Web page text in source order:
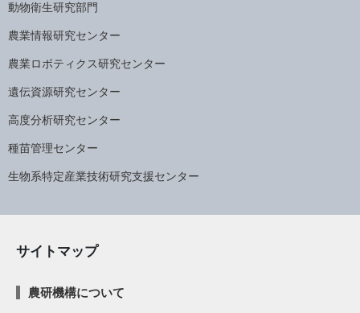
動物衛生研究部門
農業情報研究センター
農業ロボティクス研究センター
遺伝資源研究センター
高度分析研究センター
種苗管理センター
生物系特定産業技術研究支援センター
サイトマップ
農研機構について